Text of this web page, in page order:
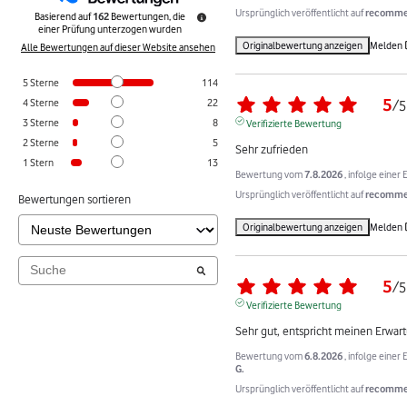
Basierend auf162 Bewertungen, die
einer Prüfung unterzogen wurden
Alle Bewertungen auf dieser Website ansehen
5Sterne
114
4Sterne
22
3Sterne
8
2Sterne
5
1 Stern 13
Bewertungen sortieren
Ursprünglich veröffentlicht auf
Originalbewertung anzeigen Melden
5/5
Verifizierte Bewertung
Sehr zufrieden
Bewertung vom7.8.2026 , infolge einer
Ursprünglich veröffentlicht auf
Originalbewertung anzeigen Melden
5/5
Verifizierte Bewertung
Sehr gut, entspricht meinen
Bewertung vom6.8.2026 , infolge einer
G.
Ursprünglich veröffentlicht auf